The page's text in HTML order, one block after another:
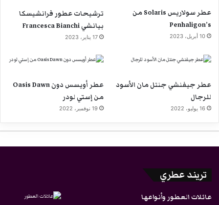
عطر سولاريس Solaris من
Penhaligon’s
10 أبريل، 2023
ترشيحات عطور فرانشيسكا
بيانشي Francesca Bianchi
17 يناير، 2023
عطر جيفنشي جنتل مان الأسود
للرجال
16 يوليو، 2022
عطر أويسس دون Oasis Dawn
من إستي لودر
19 نوفمبر، 2022
تريند عطري
عائلات العطور وأنواعها